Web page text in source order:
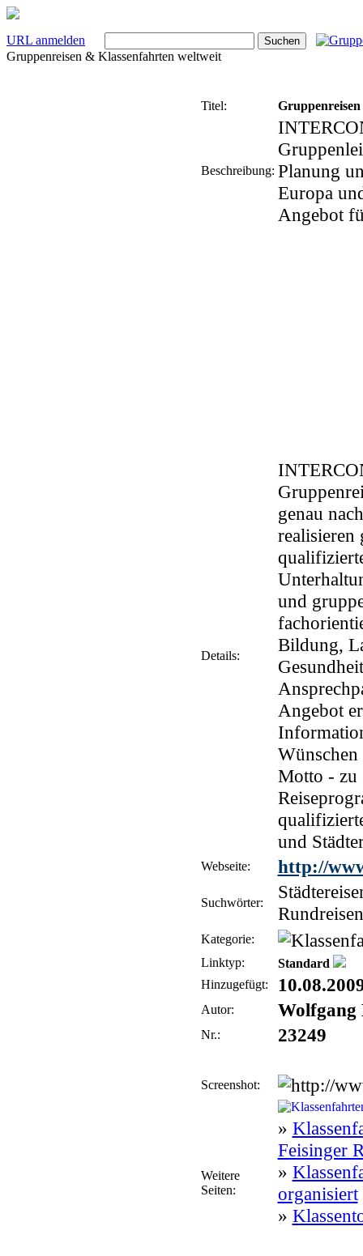
URL anmelden
Gruppenreisen & Klassenfahrten weltweit
Titel:
Beschreibung: Planung
Europa
Angebot
Details:
genau
realisieren
und
Bildung,
Angebot
Wünschen
Motto - zu
und
Webseite: http://
Suchwörter:
Kategorie:
Linktyp:
Standard
Hinzugefügt:
Autor: Wolfgang
Nr.: 23249
Screenshot:
Weitere
Seiten:
»
Feisinger
»
organisiert
»